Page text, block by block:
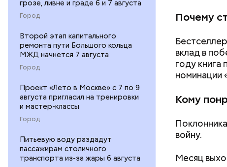
грозе, ливне и граде 6 и 7 августа
Город
Второй этап капитального
ремонта пути Большого кольца
МЖД начнется 7 августа
Город
Проект «Лето в Москве» с 7 по 9
августа пригласил на тренировки
и мастер-классы
Город
Питьевую воду раздадут
пассажирам столичного
транспорта из-за жары 6 августа
Почему
вклад в
году
номинации
Кому
войну.
Месяц